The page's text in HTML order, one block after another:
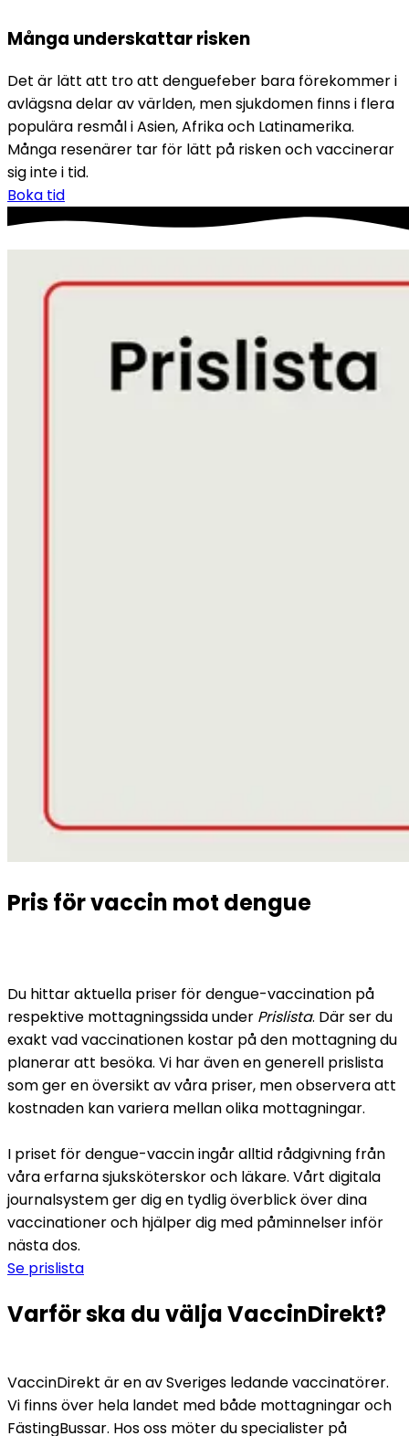
Många underskattar risken
Det är lätt att tro att denguefeber bara förekommer i
avlägsna delar av världen, men sjukdomen finns i flera
populära resmål i Asien, Afrika och Latinamerika.
Många resenärer tar för lätt på risken och vaccinerar
sig inte i tid.
Boka tid
Pris för vaccin mot dengue
Du hittar aktuella priser för dengue-vaccination på
respektive mottagningssida under Prislista. Där ser du
exakt vad vaccinationen kostar på den mottagning du
planerar att besöka. Vi har även en generell prislista
som ger en översikt av våra priser, men observera att
kostnaden kan variera mellan olika mottagningar.
I priset för dengue-vaccin ingår alltid rådgivning från
våra erfarna sjuksköterskor och läkare. Vårt digitala
journalsystem ger dig en tydlig överblick över dina
vaccinationer och hjälper dig med påminnelser inför
nästa dos.
Se prislista
Varför ska du välja VaccinDirekt?
VaccinDirekt är en av Sveriges ledande vaccinatörer.
Vi finns över hela landet med både mottagningar och
FästingBussar. Hos oss möter du specialister på